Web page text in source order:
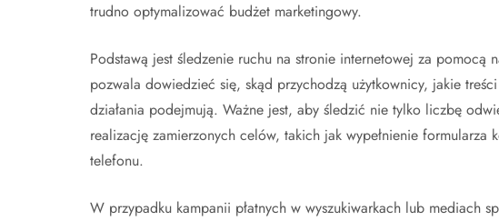
trudno optymalizować budżet marketingowy.
Podstawą jest śledzenie ruchu na stronie internetowej za
pozwala dowiedzieć się, skąd przychodzą użytkownicy, jakie
działania podejmują. Ważne jest, aby śledzić nie tylko liczbę
realizację zamierzonych celów, takich jak wypełnienie formularza
telefonu.
W przypadku kampanii płatnych w wyszukiwarkach lub mediach